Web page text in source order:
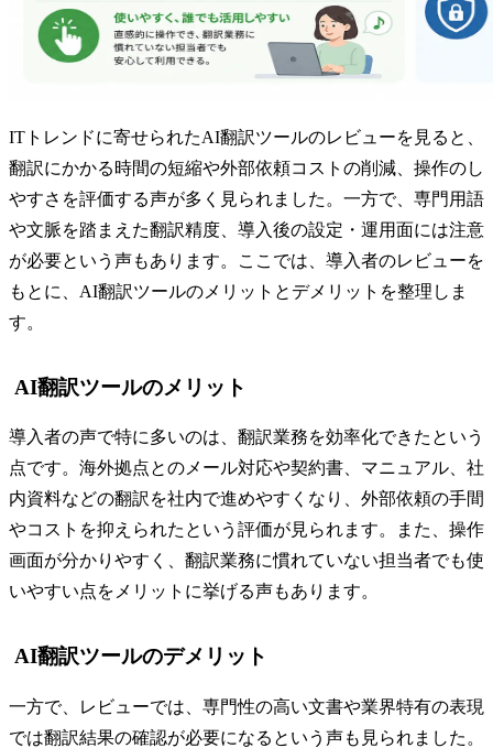
ITトレンドに寄せられたAI翻訳ツールのレビューを見ると、
翻訳にかかる時間の短縮や外部依頼コストの削減、操作のし
やすさを評価する声が多く見られました。一方で、専門用語
や文脈を踏まえた翻訳精度、導入後の設定・運用面には注意
が必要という声もあります。ここでは、導入者のレビューを
もとに、AI翻訳ツールのメリットとデメリットを整理しま
す。
AI翻訳ツールのメリット
導入者の声で特に多いのは、翻訳業務を効率化できたという
点です。海外拠点とのメール対応や契約書、マニュアル、社
内資料などの翻訳を社内で進めやすくなり、外部依頼の手間
やコストを抑えられたという評価が見られます。また、操作
画面が分かりやすく、翻訳業務に慣れていない担当者でも使
いやすい点をメリットに挙げる声もあります。
AI翻訳ツールのデメリット
一方で、レビューでは、専門性の高い文書や業界特有の表現
では翻訳結果の確認が必要になるという声も見られました。